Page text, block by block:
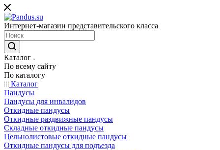
Интернет-магазин представительского класса
Каталог
По всему сайту
По каталогу
Каталог
Пандусы
Пандусы для инвалидов
Откидные пандусы
Откидные раздвижные пандусы
Складные откидные пандусы
Цельнолистовые откидные пандусы
Откидные пандусы для подъезда